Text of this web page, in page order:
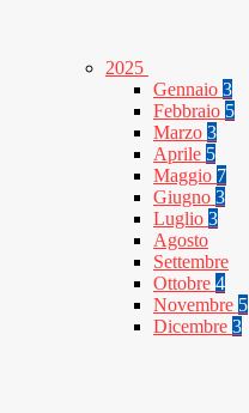
2025
Gennaio 3
Febbraio 5
Marzo 3
Aprile 5
Maggio 7
Giugno 3
Luglio 3
Agosto
Settembre
Ottobre 4
Novembre 5
Dicembre 3